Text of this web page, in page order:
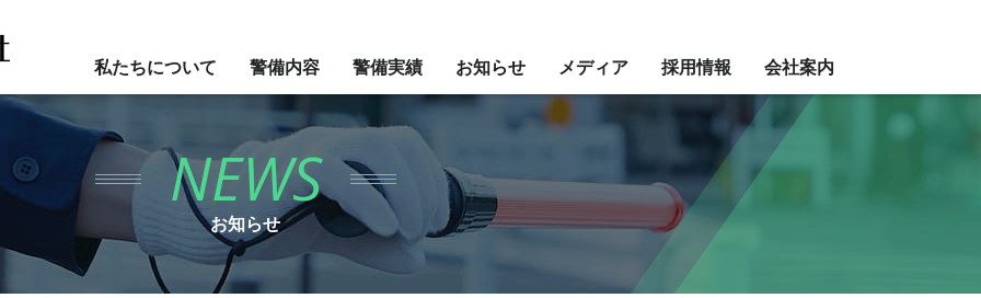
私たちについて 警備内容 警備実績 お知らせ メディア 採用情報 会社案内
NEWS
お知らせ